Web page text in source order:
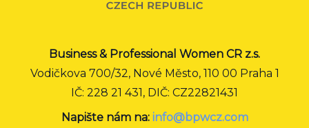
Business & Professional Women CR z.s.
Vodičkova 700/32, Nové Město, 110 00 Praha 1
IČ: 228 21 431, DIČ: CZ22821431
Napište nám na: info@bpwcz.com